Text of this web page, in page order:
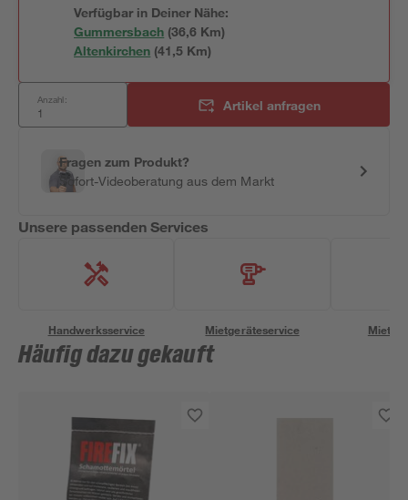
Verfügbar in Deiner Nähe:
Gummersbach (36,6 Km)
Altenkirchen (41,5 Km)
Anzahl: Artikel anfragen
Fragen zum Produkt?
Sofort-Videoberatung aus dem Markt
Unsere passenden Services
Handwerksservice Mietgeräteservice
Häufig dazu gekauft